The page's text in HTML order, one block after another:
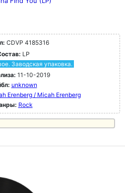
CDVP 4185316
LP
Заводская упаковка.
11-10-2019
unknown
Erenberg / Micah Erenberg
Rock